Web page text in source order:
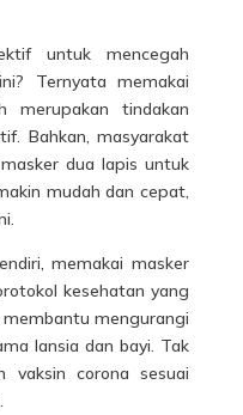
untuk mencegah
Ternyata memakai
merupakan tindakan
Bahkan, masyarakat
dua lapis untuk
mudah dan cepat,
memakai masker
kesehatan yang
mengurangi
lansia dan bayi. Tak
vaksin corona sesuai